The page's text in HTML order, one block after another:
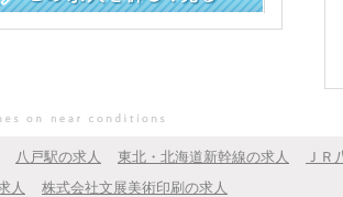
八戸駅の求人 東北・北海道新幹線の求人 ＪＲ
人
株式会社文展美術印刷の求人